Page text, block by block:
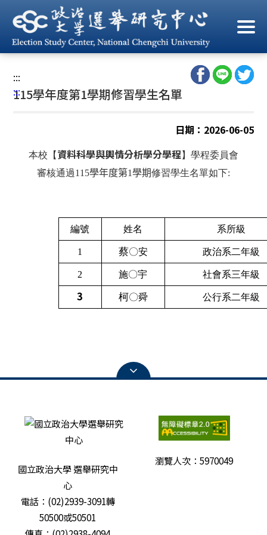
到
主
要
容
區
首頁/ 資料科學與輿情分析學分學程/115學年度第1學期修習
學生名單
:::
:::
115學年度第1學期修習學生名單
日期：2026-06-05
本校【 資料科學與輿情分析學分學程】學程委員會
審核通過115學年度第1學期修習學生名單如下:
編號 姓名 系所級
1 蔡〇安 政治系二年級
2 施〇宇 社會系三年級
3 柯〇舜 公行系二年級
國立政治大學 選舉研究中
心
電話：(02)2939-3091轉
50500或50501
瀏覽人次：5970049